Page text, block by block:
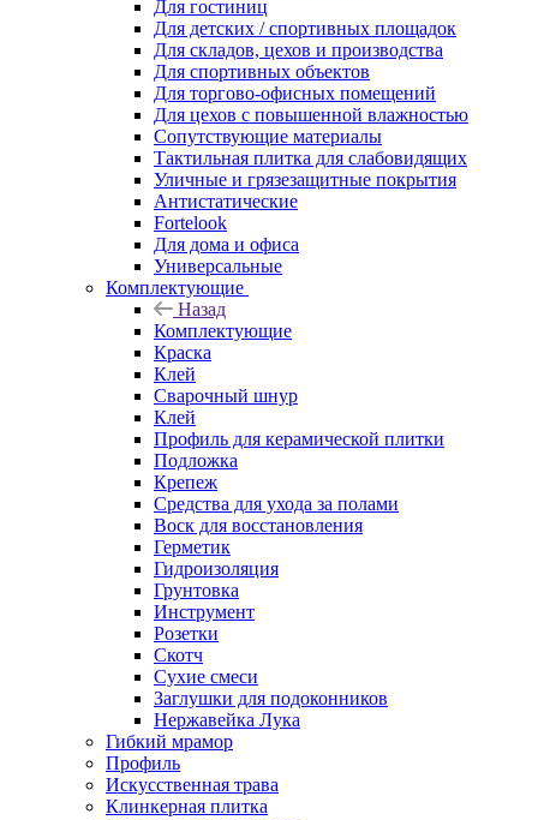
Для гостиниц
Для детских / спортивных площадок
Для складов, цехов и производства
Для спортивных объектов
Для торгово-офисных помещений
Для цехов с повышенной влажностью
Сопутствующие материалы
Тактильная плитка для слабовидящих
Уличные и грязезащитные покрытия
Антистатические
Fortelook
Для дома и офиса
Универсальные
Комплектующие
Назад
Комплектующие
Краска
Клей
Сварочный шнур
Клей
Профиль для керамической плитки
Подложка
Крепеж
Средства для ухода за полами
Воск для восстановления
Герметик
Гидроизоляция
Грунтовка
Инструмент
Розетки
Скотч
Сухие смеси
Заглушки для подоконников
Нержавейка Лука
Гибкий мрамор
Профиль
Искусственная трава
Клинкерная плитка